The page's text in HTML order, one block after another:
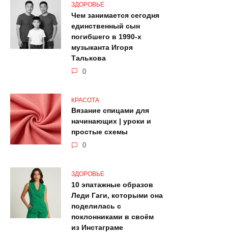
ЗДОРОВЬЕ
Чем занимается сегодня
единственный сын
погибшего в 1990-х
музыканта Игоря
Талькова
0
КРАСОТА
Вязание спицами для
начинающих | уроки и
простые схемы
0
ЗДОРОВЬЕ
10 эпатажные образов
Леди Гаги, которыми она
поделилась с
поклонниками в своём
из Инстаграме